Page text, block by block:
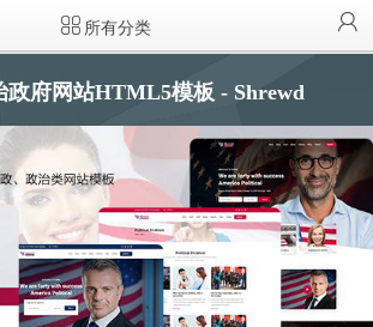
所有分类
政府网站HTML5模板 - Shrewd